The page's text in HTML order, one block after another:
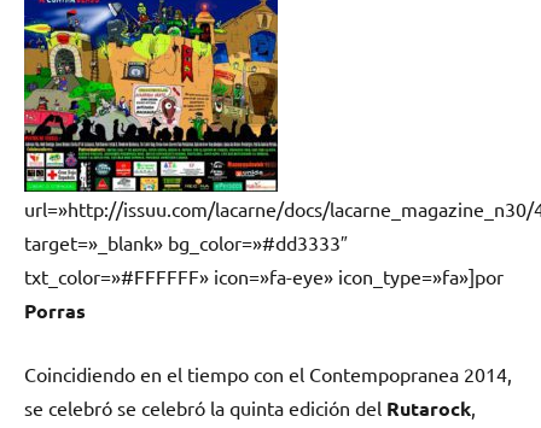
url=»http://issuu.com/lacarne/docs/lacarne_magazine_n30/
target=»_blank» bg_color=»#dd3333″
txt_color=»#FFFFFF» icon=»fa-eye» icon_type=»fa»]por
Porras
Coincidiendo en el tiempo con el Contempopranea 2014,
se celebró se celebró la quinta edición del Rutarock